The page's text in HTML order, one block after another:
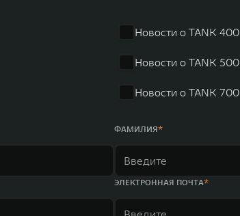
Новости о TANK 400
Новости о TANK 500
Новости о TANK 700
ФАМИЛИЯ
ЭЛЕКТРОННАЯ ПОЧТА